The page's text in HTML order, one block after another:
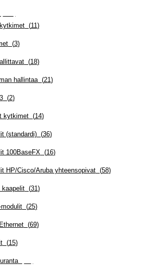
(11)
(3)
(18)
hallintaa(21)
(2)
kytkimet(14)
(standardi)(36)
100BaseFX(16)
HP/Cisco/Aruba yhteensopivat(58)
(31)
(25)
(69)
(15)
(